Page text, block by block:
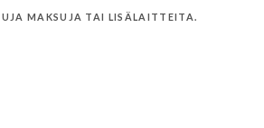
MAKSUJA TAI LISÄLAITTEITA.